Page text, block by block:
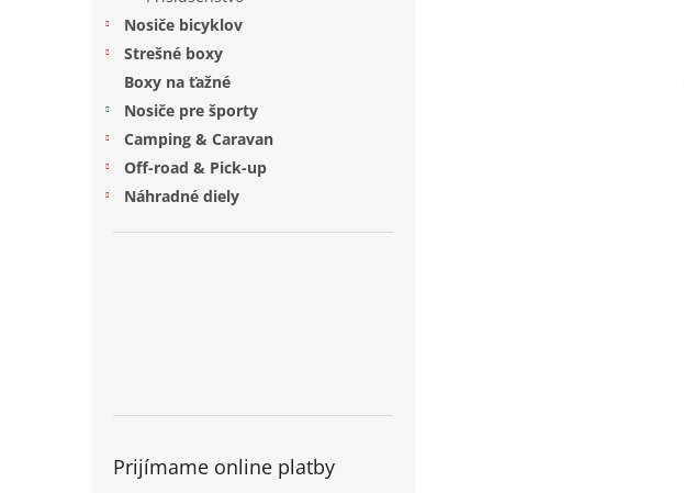
Nosiče bicyklov
Strešné boxy
Boxy na ťažné
Nosiče pre športy
Camping & Caravan
Off-road & Pick-up
Náhradné diely
Prijímame online platby